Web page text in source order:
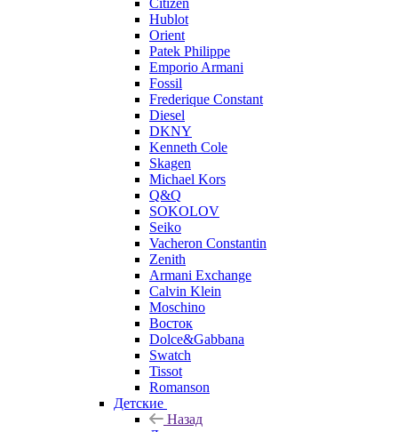
Citizen
Hublot
Orient
Patek Philippe
Emporio Armani
Fossil
Frederique Constant
Diesel
DKNY
Kenneth Cole
Skagen
Michael Kors
Q&Q
SOKOLOV
Seiko
Vacheron Constantin
Zenith
Armani Exchange
Calvin Klein
Moschino
Восток
Dolce&Gabbana
Swatch
Tissot
Romanson
Детские
Назад